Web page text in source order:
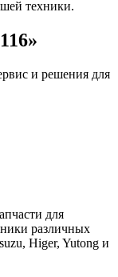
техники.
и решения для
для
различных
Higer, Yutong и